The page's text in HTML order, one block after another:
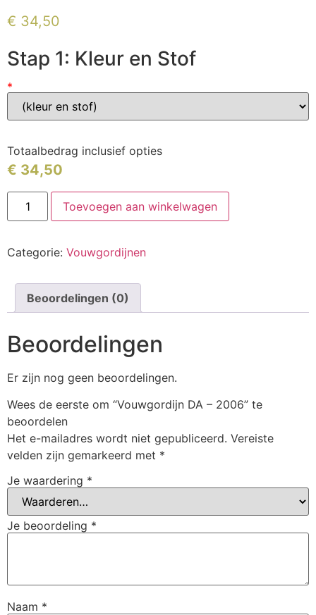
€ 34,50
Stap 1: Kleur en Stof
*
Totaalbedrag inclusief opties
€ 34,50
Toevoegen aan winkelwagen
Categorie: Vouwgordijnen
Beoordelingen (0)
Beoordelingen
Er zijn nog geen beoordelingen.
Wees de eerste om “Vouwgordijn DA – 2006” te
beoordelen
Het e-mailadres wordt niet gepubliceerd. Vereiste
velden zijn gemarkeerd met *
Je waardering *
Je beoordeling *
Naam *